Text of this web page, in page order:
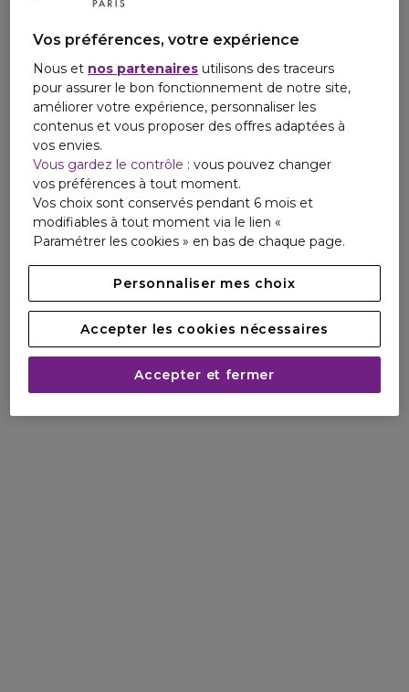
Vos préférences, votre expérience
Nous et nos partenaires utilisons des traceurs
pour assurer le bon fonctionnement de notre site,
améliorer votre expérience, personnaliser les
contenus et vous proposer des offres adaptées à
vos envies.
Vous gardez le contrôle : vous pouvez changer
vos préférences à tout moment.
Vos choix sont conservés pendant 6 mois et
modifiables à tout moment via le lien «
Paramétrer les cookies » en bas de chaque page.
Personnaliser mes choix
Accepter les cookies nécessaires
Accepter et fermer